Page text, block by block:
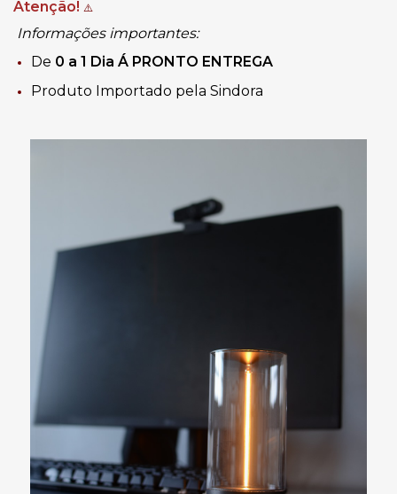
Atenção! ⚠️
Informações importantes:
De 0 a 1 Dia Á PRONTO ENTREGA
Produto Importado pela Sindora